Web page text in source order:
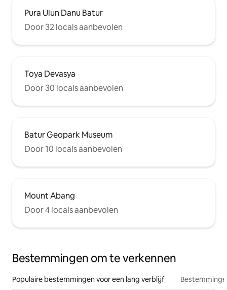
Pura Ulun Danu Batur
Door 32 locals aanbevolen
Toya Devasya
Door 30 locals aanbevolen
Batur Geopark Museum
Door 10 locals aanbevolen
Mount Abang
Door 4 locals aanbevolen
Bestemmingen om te verkennen
Populaire bestemmingen voor een lang verblijf